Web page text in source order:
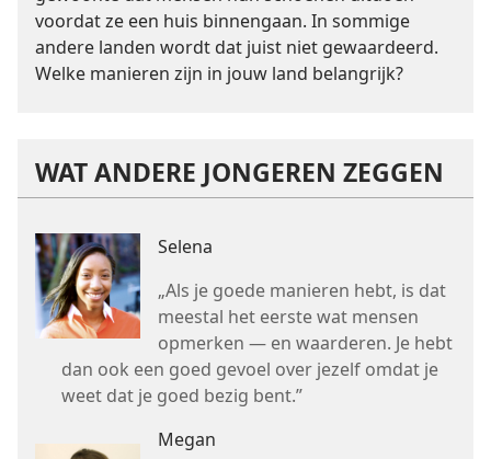
voordat ze een huis binnengaan. In sommige
andere landen wordt dat juist niet gewaardeerd.
Welke manieren zijn in jouw land belangrijk?
WAT ANDERE JONGEREN ZEGGEN
Selena
„Als je goede manieren hebt, is dat
meestal het eerste wat mensen
opmerken — en waarderen. Je hebt
dan ook een goed gevoel over jezelf omdat je
weet dat je goed bezig bent.”
Megan